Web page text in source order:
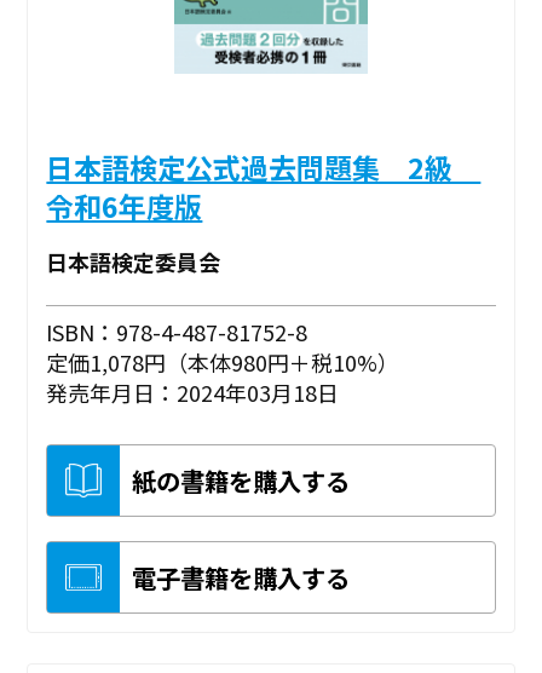
日本語検定公式過去問題集 2級
令和6年度版
日本語検定委員会
ISBN：978-4-487-81752-8
定価1,078円（本体980円＋税10%）
発売年月日：2024年03月18日
紙の書籍を購入する
電子書籍を購入する